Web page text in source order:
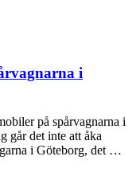
i
på spårvagnarna i
går det inte att åka
i Göteborg, det …